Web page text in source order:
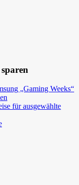
„Gaming Weeks“
für ausgewählte